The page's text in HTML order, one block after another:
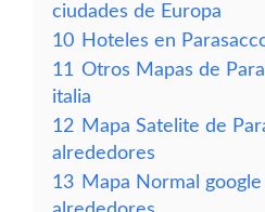
ciudades de Europa
10 Hoteles en
11 Otros Mapas de
italia
12 Mapa Satelite de
alrededores
13 Mapa Normal